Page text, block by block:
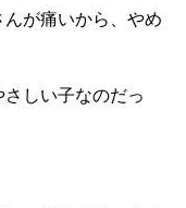
んが痛いから、やめ
しい子なのだっ